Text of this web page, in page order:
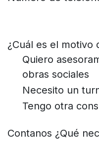
¿Cuál es el motivo
Quiero
obras sociales
Necesito un
Tengo otra
Contanos ¿Qué